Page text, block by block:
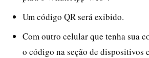
Um código QR será exibido.
Com outro celular que tenha sua
o código na seção de dispositivos